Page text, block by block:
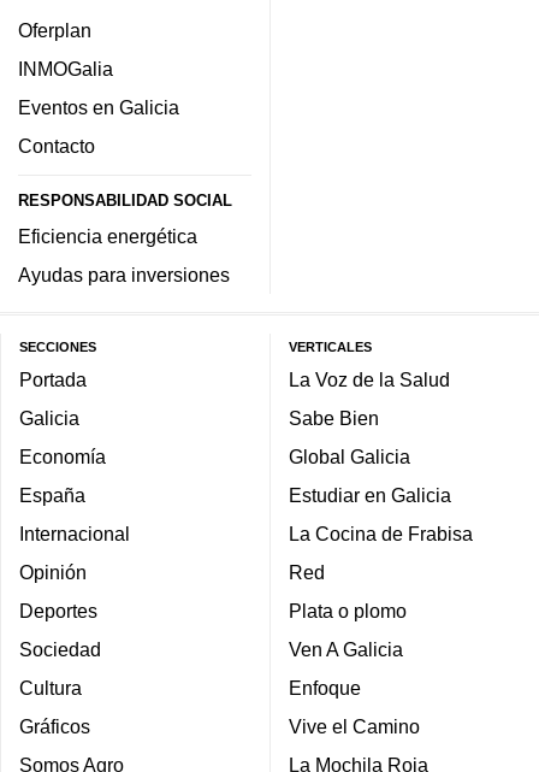
Oferplan
INMOGalia
Eventos en Galicia
Contacto
RESPONSABILIDAD SOCIAL
Eficiencia energética
Ayudas para inversiones
SECCIONES
Portada
Galicia
Economía
España
Internacional
Opinión
Deportes
Sociedad
Cultura
Gráficos
Somos Agro
VERTICALES
La Voz de la Salud
Sabe Bien
Global Galicia
Estudiar en Galicia
La Cocina de Frabisa
Red
Plata o plomo
Ven A Galicia
Enfoque
Vive el Camino
La Mochila Roja